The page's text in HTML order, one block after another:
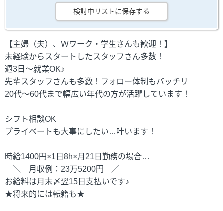
検討中リストに保存する
【主婦（夫）、Ｗワーク・学生さんも歓迎！】
未経験からスタートしたスタッフさん多数！
週3日～就業OK♪
先輩スタッフさんも多数！フォロー体制もバッチリ
20代～60代まで幅広い年代の方が活躍しています！
シフト相談OK
プライベートも大事にしたい…叶います！
時給1400円×1日8h×月21日勤務の場合…
＼ 月収例：23万5200円 ／
お給料は月末〆翌15日支払いです♪
★将来的には転籍も★